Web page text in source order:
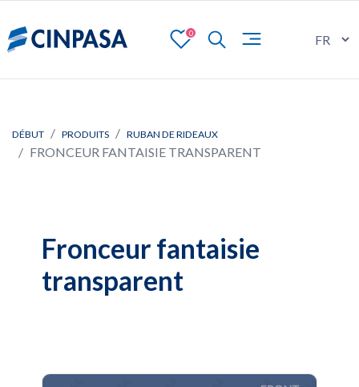
0
DÉBUT PRODUITS RUBAN DE RIDEAUX
FRONCEUR FANTAISIE TRANSPARENT
Fronceur fantaisie
transparent